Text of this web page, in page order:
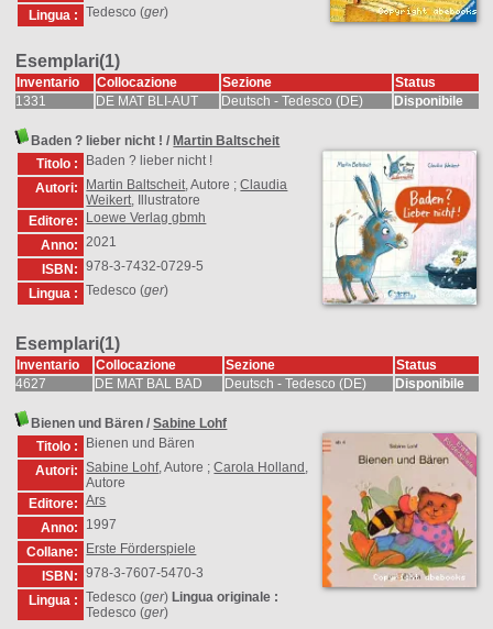
Lingua :
Tedesco (ger)
Esemplari(1)
Inventario Collocazione Sezione
Status
1331
DE MAT BLI-AUT Deutsch - Tedesco (DE) Disponibile
Baden ? lieber nicht ! / Martin Baltscheit
Titolo :
Baden ? lieber nicht !
Autori:
Martin Baltscheit, Autore ;Claudia
Weikert, Illustratore
Editore:
Loewe Verlag gbmh
Anno:
2021
ISBN:
978-3-7432-0729-5
Lingua :
Tedesco (ger)
Esemplari(1)
Inventario Collocazione Sezione
Status
4627
DE MAT BAL BAD Deutsch - Tedesco (DE) Disponibile
Bienen und Bären /Sabine Lohf
Titolo :
Bienen und Bären
Autori:
Sabine Lohf, Autore ;Carola Holland ,
Autore
Editore:
Ars
Anno:
1997
Collane:
Erste Förderspiele
ISBN:
978-3-7607-5470-3
Lingua :
Tedesco (ger) Lingua originale :
Tedesco (ger)